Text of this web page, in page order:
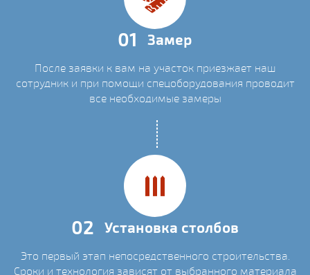
01 Замер
После заявки к вам на участок приезжает наш
сотрудник и при помощи спецоборудования проводит
все необходимые замеры
02 Установка столбов
Это первый этап непосредственного строительства.
Сроки и технология зависят от выбранного материала